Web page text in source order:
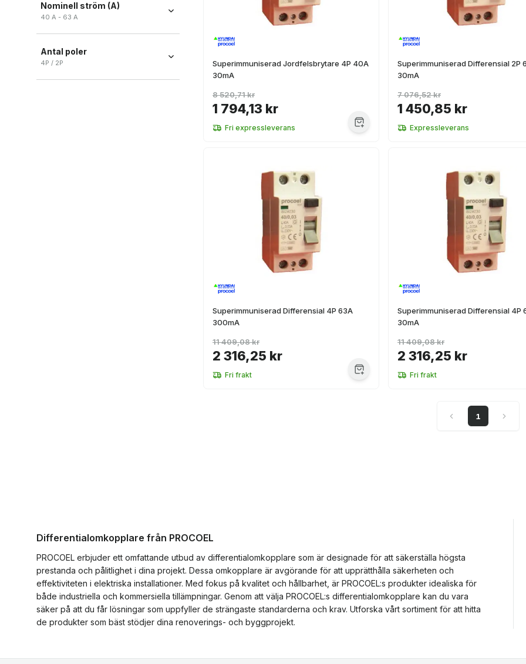
Nominell ström (A)
40 A - 63 A
Antal poler
4P / 2P
Superimmuniserad Jordfelsbrytare 4P 40A
30mA
1 794,13 kr
8 520,71 kr
Fri expressleverans
Superimmuniserad Differensial 2P
30mA
1 450,85 kr
7 076,52 kr
Expressleverans
Superimmuniserad Differensial 4P 63A
300mA
2 316,25 kr
11 409,08 kr
Fri frakt
Superimmuniserad Differensial 4P
30mA
2 316,25 kr
11 409,08 kr
Fri frakt
1
Differentialomkopplare från PROCOEL
PROCOEL erbjuder ett omfattande utbud av differentialomkopplare som är designade för att säkerställa högsta
prestanda och pålitlighet i dina projekt. Dessa omkopplare är avgörande för att upprätthålla säkerheten och
effektiviteten i elektriska installationer. Med fokus på kvalitet och hållbarhet, är PROCOEL:s produkter idealiska för
både industriella och kommersiella tillämpningar. Genom att välja PROCOEL:s differentialomkopplare kan du vara
säker på att du får lösningar som uppfyller de strängaste standarderna och krav. Utforska vårt sortiment för att hitta
de produkter som bäst stödjer dina renoverings- och byggprojekt.